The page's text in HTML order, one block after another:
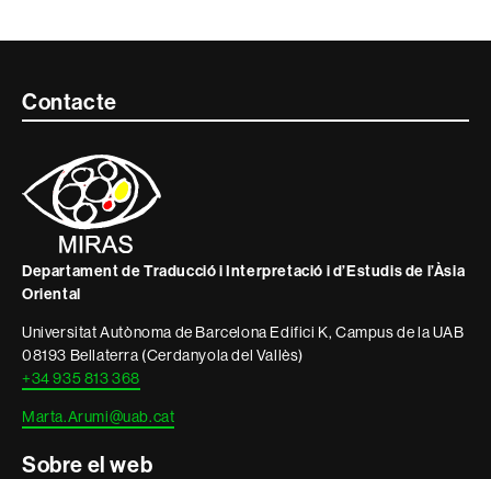
Contacte
informació
legal
Contacte
Departament de Traducció i Interpretació i d’Estudis de l’Àsia
Oriental
Universitat Autònoma de Barcelona Edifici K, Campus de la UAB
08193 Bellaterra (Cerdanyola del Vallès)
+34 935 813 368
Marta.Arumi@uab.cat
Sobre el web